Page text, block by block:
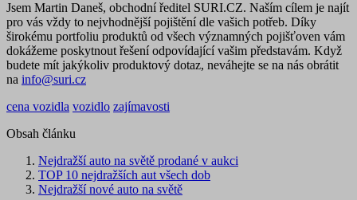
Jsem Martin Daneš, obchodní ředitel SURI.CZ. Naším cílem je najít
pro vás vždy to nejvhodnější pojištění dle vašich potřeb. Díky
širokému portfoliu produktů od všech významných pojišťoven vám
dokážeme poskytnout řešení odpovídající vašim představám. Když
budete mít jakýkoliv produktový dotaz, neváhejte se na nás obrátit
na info@suri.cz
cena vozidla vozidlo zajímavosti
Obsah článku
Nejdražší auto na světě prodané v aukci
TOP 10 nejdražších aut všech dob
Nejdražší nové auto na světě